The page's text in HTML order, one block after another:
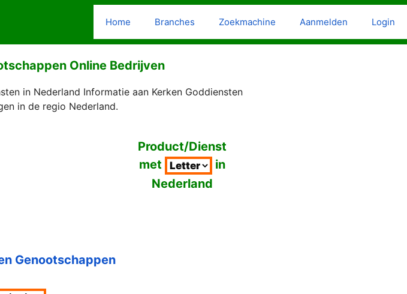
Home Branches Zoekmachine Aanmelden Login
Online Bedrijven
in Nederland Informatie aan Kerken Goddiensten
in de regio Nederland.
Product/Dienst
met
in
Nederland
Genootschappen